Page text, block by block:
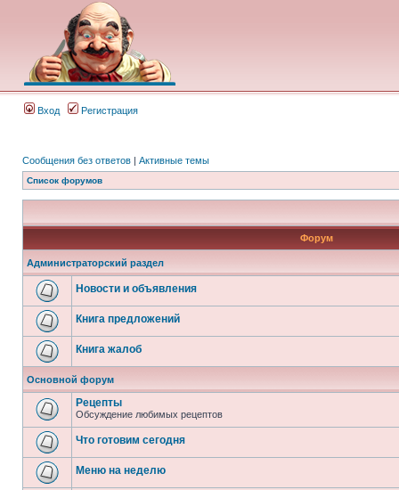
Вход Регистрация
Сообщения без ответов | Активные темы
Список форумов
Форум
Администраторский раздел
Новости и объявления
Книга предложений
Книга жалоб
Основной форум
Рецепты
Обсуждение любимых рецептов
Что готовим сегодня
Меню на неделю